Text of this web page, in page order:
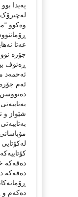
پەیدا
لەچیرۆک
وەکوو
عەتا
جۆرە
ڕەئوف
ئەحمەد
ئەم
شێواز و
دەقەکە
دەقەکە
دەکەم و